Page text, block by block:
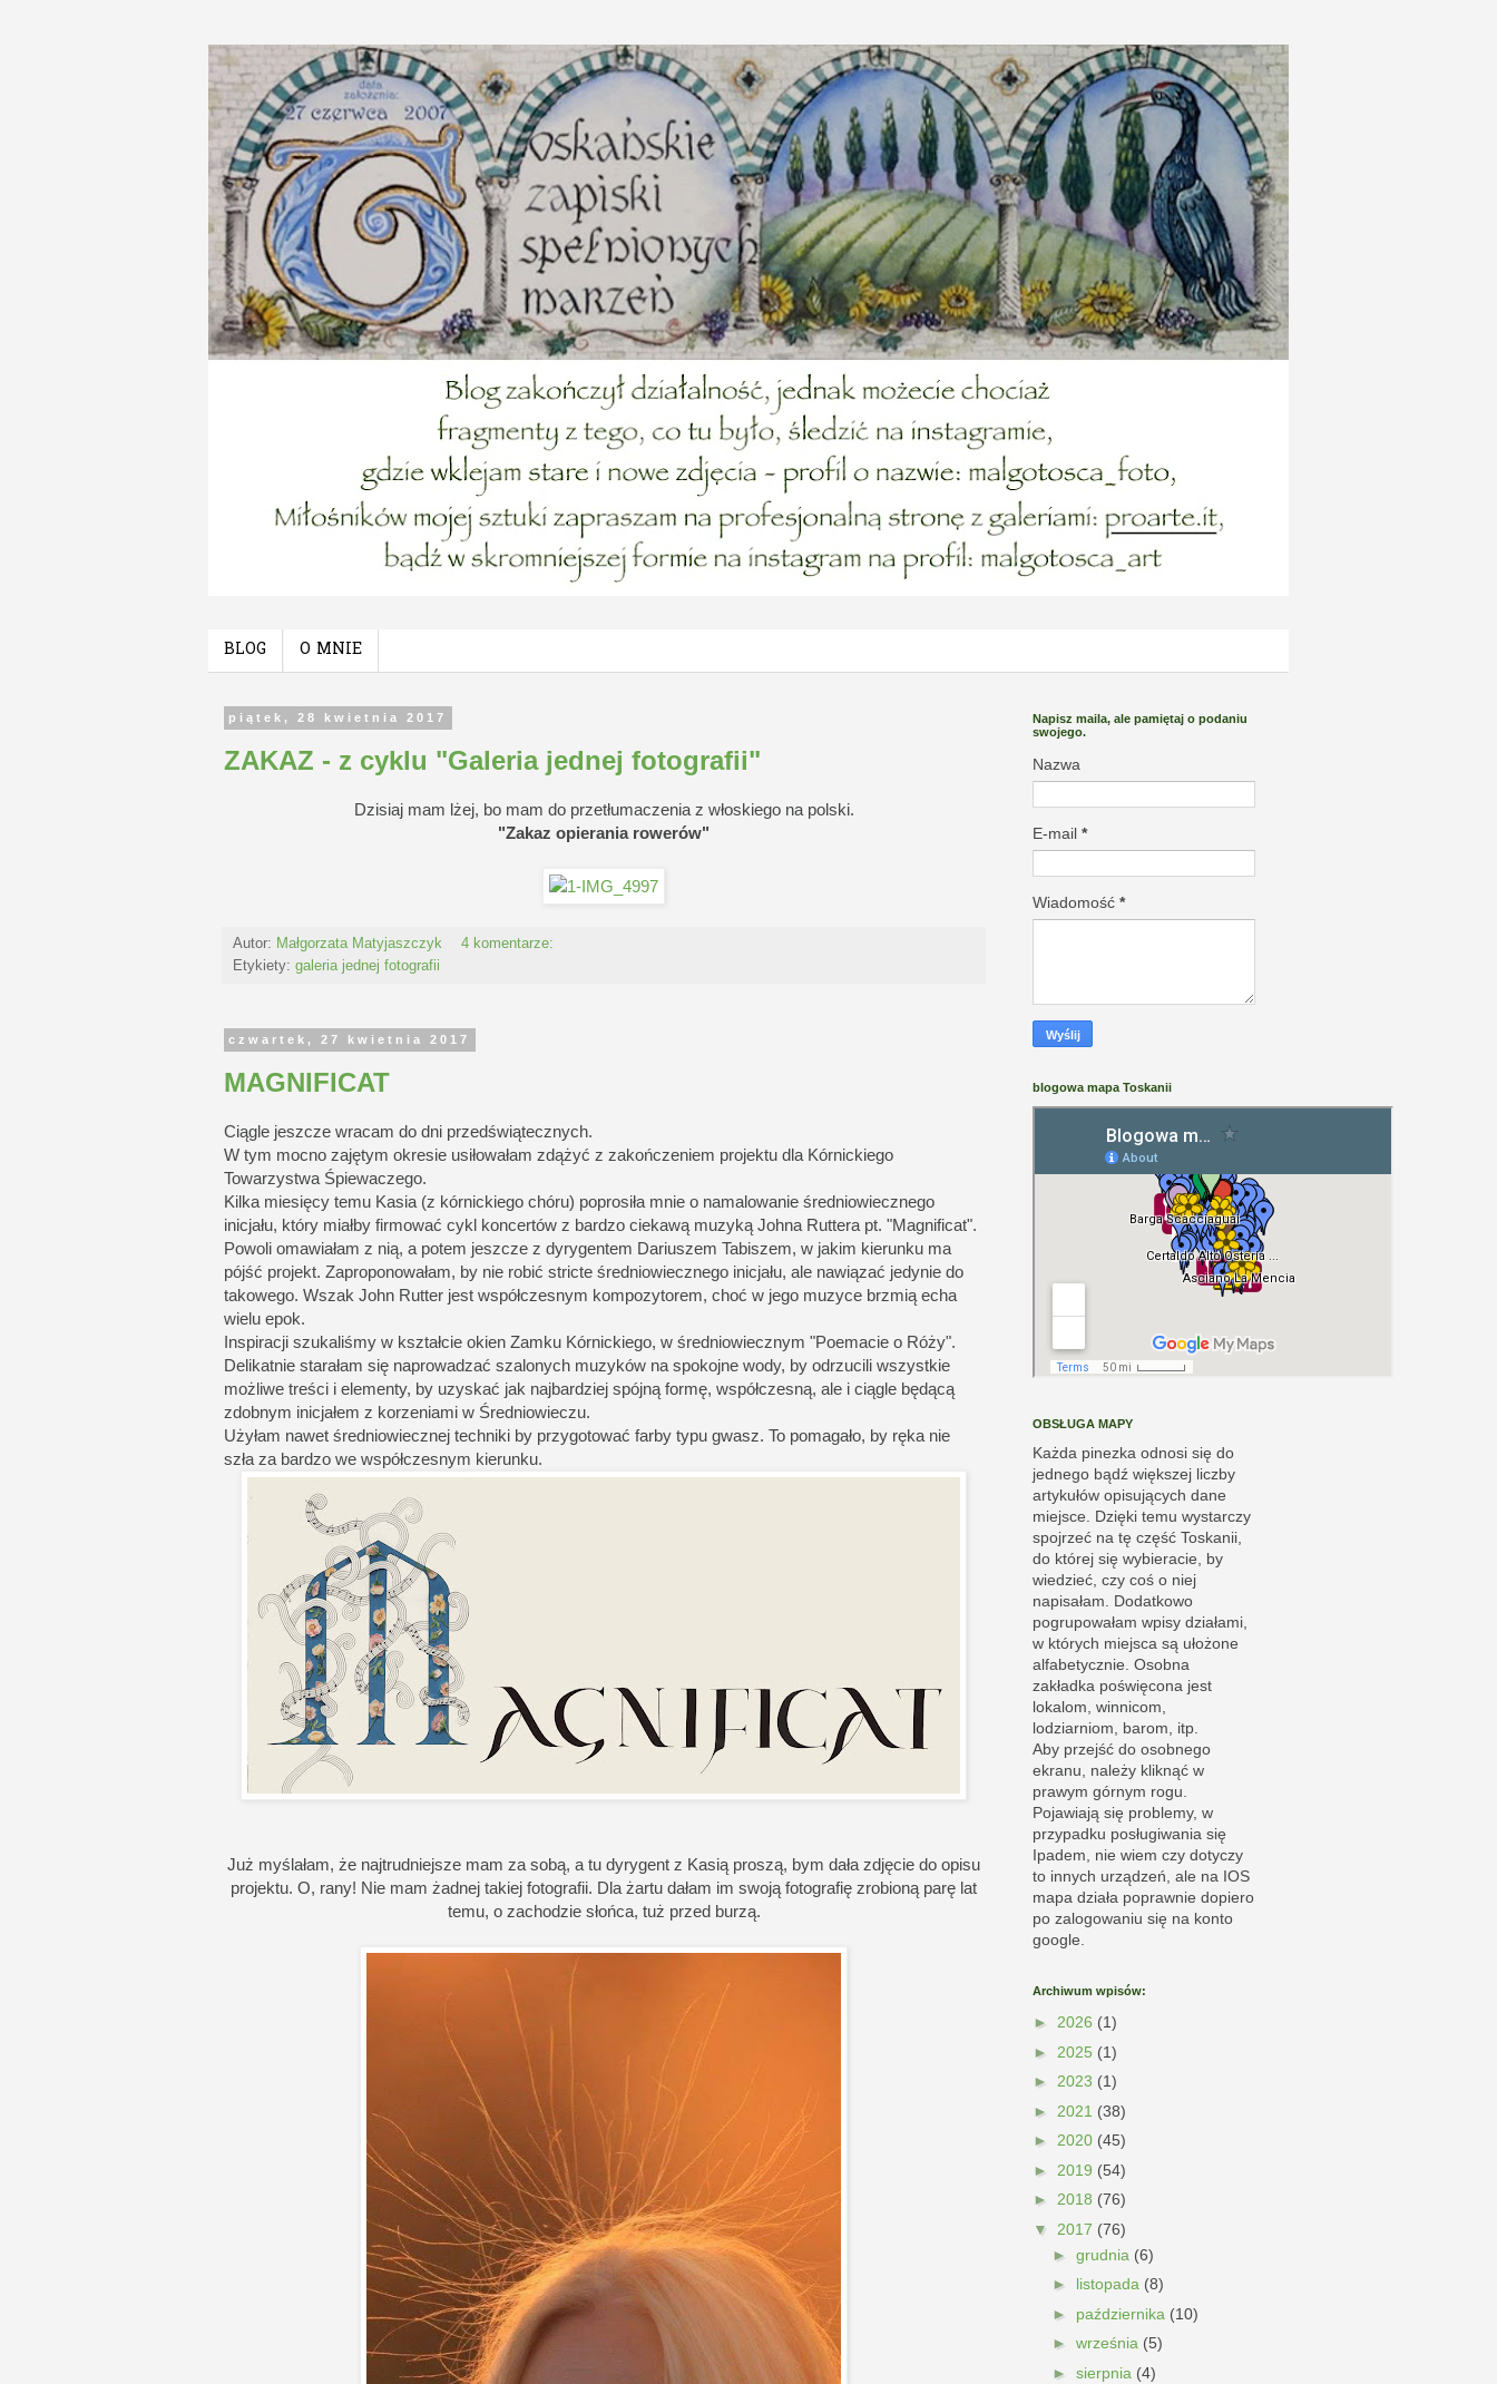
BLOG O MNIE
piątek, 28 kwietnia 2017
ZAKAZ - z cyklu "Galeria jednej fotografii"
Dzisiaj mam lżej, bo mam do przetłumaczenia z włoskiego na polski.
"Zakaz opierania rowerów"
Autor: Małgorzata Matyjaszczyk
4 komentarze:
Etykiety: galeria jednej fotografii
czwartek, 27 kwietnia 2017
MAGNIFICAT
Ciągle jeszcze wracam do dni przedświątecznych.
W tym mocno zajętym okresie usiłowałam zdążyć z zakończeniem projektu dla Kórnickiego
Towarzystwa Śpiewaczego.
Kilka miesięcy temu Kasia (z kórnickiego chóru) poprosiła mnie o namalowanie średniowiecznego
inicjału, który miałby firmować cykl koncertów z bardzo ciekawą muzyką Johna Ruttera pt. "Magnificat".
Powoli omawiałam z nią, a potem jeszcze z dyrygentem Dariuszem Tabiszem, w jakim kierunku ma
pójść projekt. Zaproponowałam, by nie robić stricte średniowiecznego inicjału, ale nawiązać jedynie do
takowego. Wszak John Rutter jest współczesnym kompozytorem, choć w jego muzyce brzmią echa
wielu epok.
Inspiracji szukaliśmy w kształcie okien Zamku Kórnickiego, w średniowiecznym "Poemacie o Róży".
Delikatnie starałam się naprowadzać szalonych muzyków na spokojne wody, by odrzucili wszystkie
możliwe treści i elementy, by uzyskać jak najbardziej spójną formę, współczesną, ale i ciągle będącą
zdobnym inicjałem z korzeniami w Średniowieczu.
Użyłam nawet średniowiecznej techniki by przygotować farby typu gwasz. To pomagało, by ręka nie
szła za bardzo we współczesnym kierunku.
Już myślałam, że najtrudniejsze mam za sobą, a tu dyrygent z Kasią proszą, bym dała zdjęcie do opisu
projektu. O, rany! Nie mam żadnej takiej fotografii. Dla żartu dałam im swoją fotografię zrobioną parę lat
temu, o zachodzie słońca, tuż przed burzą.
Napisz maila, ale pamiętaj o podaniu
swojego.
Nazwa
E-mail *
Wiadomość *
blogowa mapa Toskanii
OBSŁUGA MAPY
Każda pinezka odnosi się do
jednego bądź większej liczby
artykułów opisujących dane
miejsce. Dzięki temu wystarczy
spojrzeć na tę część Toskanii,
do której się wybieracie, by
wiedzieć, czy coś o niej
napisałam. Dodatkowo
pogrupowałam wpisy działami,
w których miejsca są ułożone
alfabetycznie. Osobna
zakładka poświęcona jest
lokalom, winnicom,
lodziarniom, barom, itp.
Aby przejść do osobnego
ekranu, należy kliknąć w
prawym górnym rogu.
Pojawiają się problemy, w
przypadku posługiwania się
Ipadem, nie wiem czy dotyczy
to innych urządzeń, ale na IOS
mapa działa poprawnie dopiero
po zalogowaniu się na konto
google.
Archiwum wpisów:
► 2026 (1)
► 2025 (1)
► 2023 (1)
► 2021 (38)
► 2020 (45)
► 2019 (54)
► 2018 (76)
▼ 2017 (76)
► grudnia (6)
► listopada (8)
► października (10)
► września (5)
► sierpnia (4)